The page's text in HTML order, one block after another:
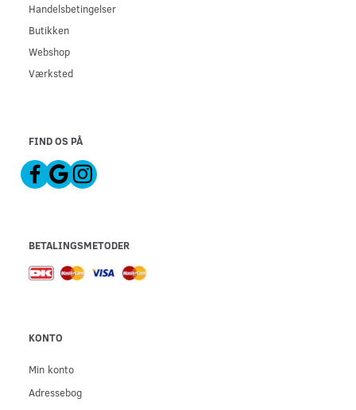
Handelsbetingelser
Butikken
Webshop
Værksted
FIND OS PÅ
BETALINGSMETODER
KONTO
Min konto
Adressebog